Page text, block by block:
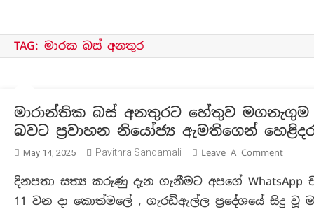
TAG: මාරක බස් අනතුර
මාරාන්තික බස් අනතුරට හේතුව මගනැගුම
බවට ප්‍රවාහන නියෝජ්‍ය ඇමතිගෙන්
May 14, 2025 Pavithra Sandamali Leave A CommentOn
බස්
දිනපතා සත්‍ය කරුණු දැන ගැනීමට අපගේ
11 වන දා කොත්මලේ , ගැරඩිඇල්ල ප්‍රදේශයේ සිදු